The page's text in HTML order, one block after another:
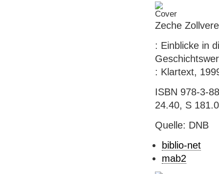
Zeche
: Einblicke in
: Klartext,
ISBN 978-3-
24.40, S
Quelle: DNB
biblio-net
mab2